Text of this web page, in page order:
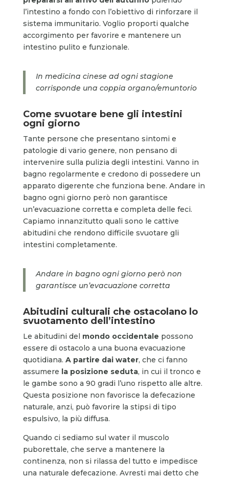
l’intestino a fondo con l’obiettivo di rinforzare il
sistema immunitario. Voglio proporti qualche
accorgimento per favorire e mantenere un
intestino pulito e funzionale.
In medicina cinese ad ogni stagione
corrisponde una coppia organo/emuntorio
Come svuotare bene gli intestini
ogni giorno
Tante persone che presentano sintomi e
patologie di vario genere, non pensano di
intervenire sulla pulizia degli intestini. Vanno in
bagno regolarmente e credono di possedere un
apparato digerente che funziona bene. Andare in
bagno ogni giorno però non garantisce
un’evacuazione corretta e completa delle feci.
Capiamo innanzitutto quali sono le cattive
abitudini che rendono difficile svuotare gli
intestini completamente.
Andare in bagno ogni giorno però non
garantisce un’evacuazione corretta
Abitudini culturali che ostacolano lo
svuotamento dell’intestino
Le abitudini del mondo occidentale possono
essere di ostacolo a una buona evacuazione
quotidiana. A partire dai water, che ci fanno
assumere la posizione seduta, in cui il tronco e
le gambe sono a 90 gradi l’uno rispetto alle altre.
Questa posizione non favorisce la defecazione
naturale, anzi, può favorire la stipsi di tipo
espulsivo, la più diffusa.
Quando ci sediamo sul water il muscolo
puborettale, che serve a mantenere la
continenza, non si rilassa del tutto e impedisce
una naturale defecazione. Avresti mai detto che